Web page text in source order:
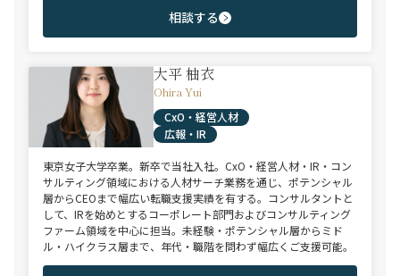
相談する
大平 柚衣
Ohira Yui
CxO・経営人材
広報・IR
東京女子大学卒業。新卒で当社入社。CxO・経営人材・IR・コン
サルティング領域における人材サーチ業務を通じ、ポテンシャル
層からCEOまで幅広い転職支援実績を有する。コンサルタントと
して、IRを始めとするコーポレート部門およびコンサルティング
ファーム領域を中心に担当。未経験・ポテンシャル層からミド
ル・ハイクラス層まで、年代・職階を問わず幅広くご支援可能。